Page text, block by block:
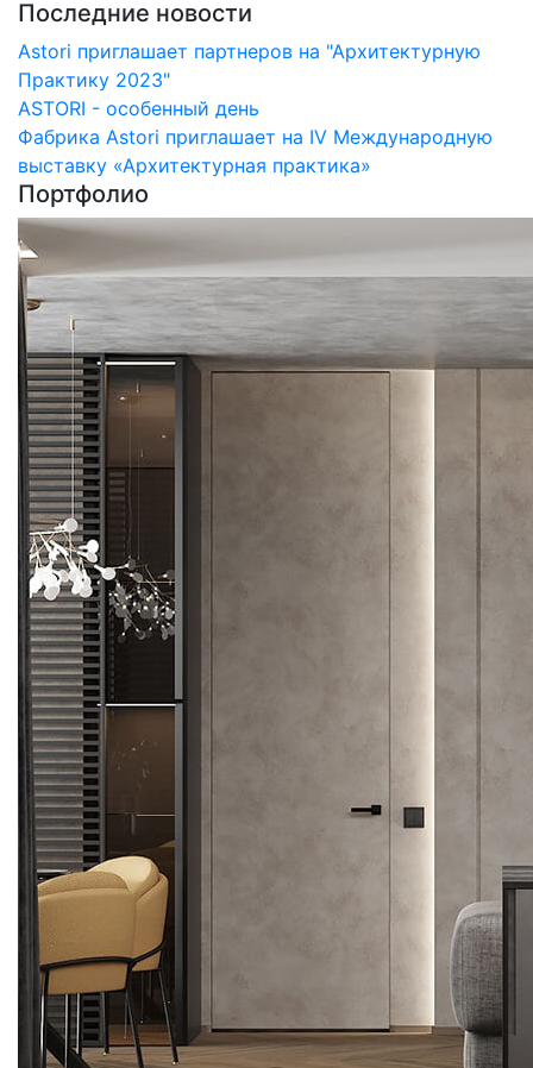
Последние новости
Astori приглашает партнеров на "Архитектурную
Практику 2023"
ASTORI - особенный день
Фабрика Astori приглашает на IV Международную
выставку «Архитектурная практика»
Портфолио